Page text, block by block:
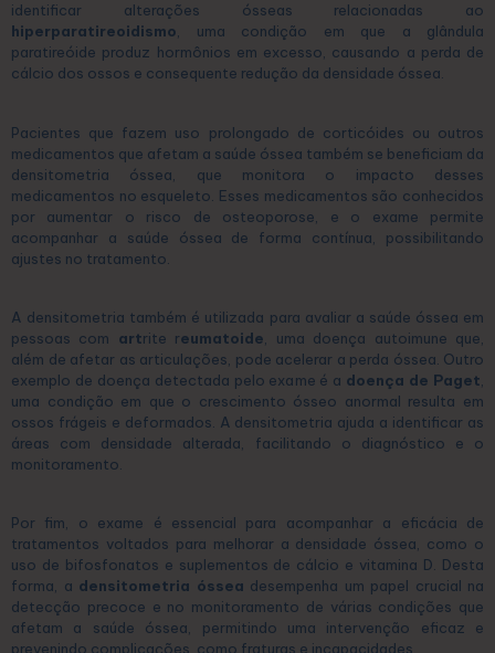
identificar alterações ósseas relacionadas ao
hiperparatireoidismo , uma condição em que a glândula
paratireóide produz hormônios em excesso, causando a perda de
cálcio dos ossos e consequente redução da densidade óssea.
Pacientes que fazem uso prolongado de corticóides ou outros
medicamentos que afetam a saúde óssea também se beneficiam da
densitometria óssea, que monitora o impacto desses
medicamentos no esqueleto. Esses medicamentos são conhecidos
por aumentar o risco de osteoporose, e o exame permite
acompanhar a saúde óssea de forma contínua, possibilitando
ajustes no tratamento.
A densitometria também é utilizada para avaliar a saúde óssea em
pessoas com artrite reumatoide , uma doença autoimune que,
além de afetar as articulações, pode acelerar a perda óssea. Outro
exemplo de doença detectada pelo exame é a doença de Paget
uma condição em que o crescimento ósseo anormal resulta em
ossos frágeis e deformados. A densitometria ajuda a identificar as
áreas com densidade alterada, facilitando o diagnóstico e o
monitoramento.
Por fim, o exame é essencial para acompanhar a eficácia de
tratamentos voltados para melhorar a densidade óssea, como o
uso de bifosfonatos e suplementos de cálcio e vitamina D. Desta
forma, a densitometria óssea desempenha um papel crucial na
detecção precoce e no monitoramento de várias condições que
afetam a saúde óssea, permitindo uma intervenção eficaz e
prevenindo complicações, como fraturas e incapacidades.